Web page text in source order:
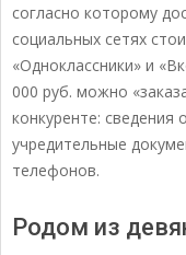
согласно которому
социальных сетях
«Одноклассники» и
000 руб. можно
конкуренте: сведения
учредительные
телефонов.
Родом из